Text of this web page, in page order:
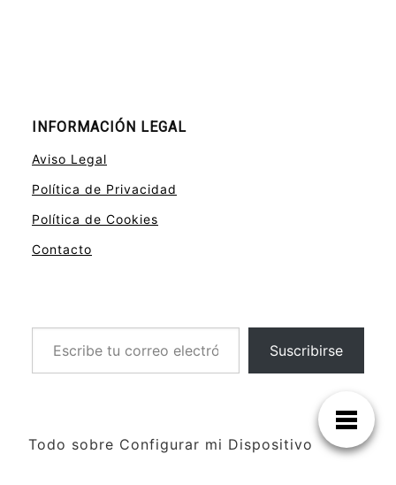
INFORMACIÓN LEGAL
Aviso Legal
Política de Privacidad
Política de Cookies
Contacto
Escribe tu correo electrónico…
Suscribirse
Todo sobre Configurar mi Dispositivo